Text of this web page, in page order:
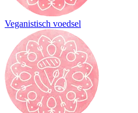
Veganistisch voedsel